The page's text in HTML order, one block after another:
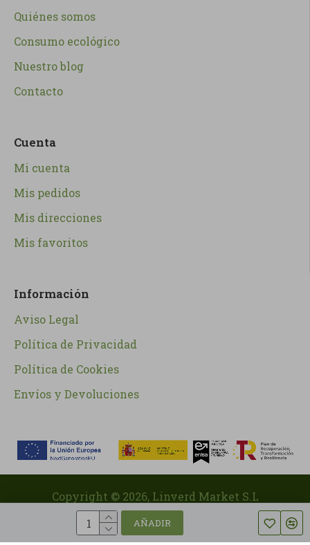
AÑADIR
Quiénes somos
Consumo ecológico
Nuestro blog
Contacto
Cuenta
Mi cuenta
Mis pedidos
Mis direcciones
Mis favoritos
Información
Aviso Legal
Política de Privacidad
Política de Cookies
Envíos y Devoluciones
Copyright © 2026, Linverd Market S.L